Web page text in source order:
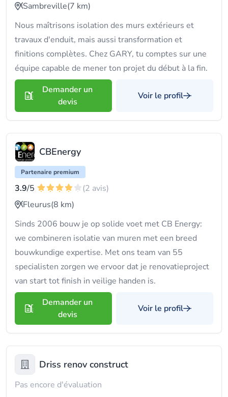
Sambreville(7 km)
Nous maîtrisons isolation des murs extérieurs et
travaux d'enduit, mais aussi transformation et
finitions complètes. Chez GARY, tu comptes sur une
équipe capable de mener ton projet du début à la fin.
Demander un
devis
Voir le profil
CBEnergy
Partenaire premium
3.9/5
(2 avis)
Fleurus(8 km)
Sinds 2006 bouw je op solide voet met CB Energy:
we combineren isolatie van muren met een breed
bouwkundige expertise. Met ons team van 55
specialisten zorgen we ervoor dat je renovatieproject
van start tot finish in veilige handen is.
Demander un
devis
Voir le profil
Driss renov construct
Pas encore d'évaluation